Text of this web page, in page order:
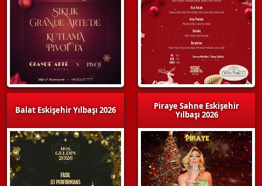
Balat Eskişehir Yılbaşı 2026
Piraye Sahne Eskişehir
Yılbaşı 2026